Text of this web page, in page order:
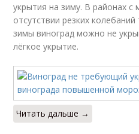
укрытия на зиму. В районах с
отсутствии резких
зимы виноград можно не
лёгкое укрытие.
Читать дальше →